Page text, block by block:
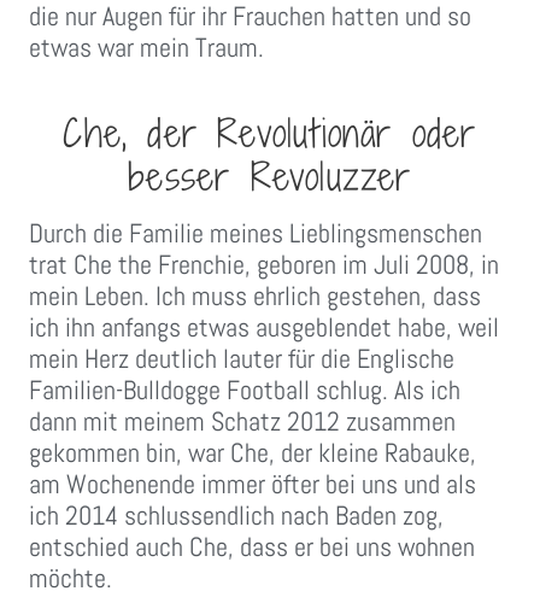
die nur Augen für ihr Frauchen hatten und so
etwas war mein Traum.
Che, der Revolutionär oder
besser Revoluzzer
Durch die Familie meines Lieblingsmenschen
trat Che the Frenchie, geboren im Juli 2008, in
mein Leben. Ich muss ehrlich gestehen, dass
ich ihn anfangs etwas ausgeblendet habe, weil
mein Herz deutlich lauter für die Englische
Familien-Bulldogge Football schlug. Als ich
dann mit meinem Schatz 2012 zusammen
gekommen bin, war Che, der kleine Rabauke,
am Wochenende immer öfter bei uns und als
ich 2014 schlussendlich nach Baden zog,
entschied auch Che, dass er bei uns wohnen
möchte.